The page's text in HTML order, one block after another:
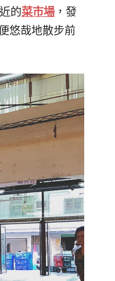
的菜市場，發
悠哉地散步前